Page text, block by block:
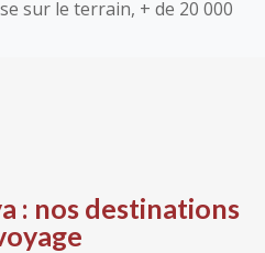
sur le terrain, + de 20 000
: nos destinations